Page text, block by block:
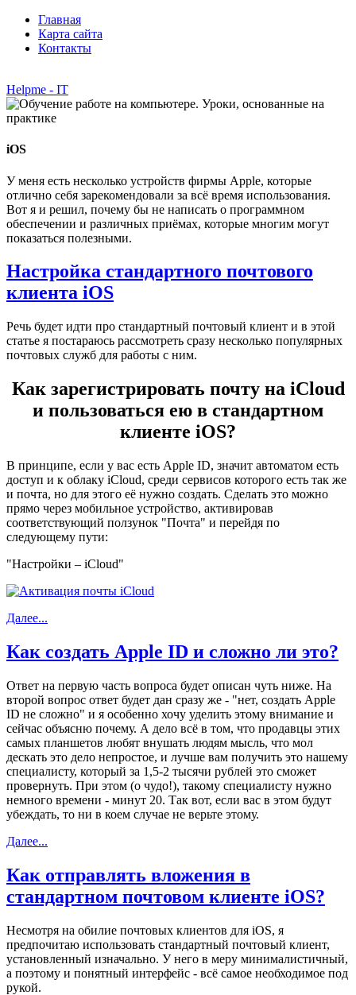
Главная
Карта сайта
Контакты
Helpme - IT
iOS
У меня есть несколько устройств фирмы Apple, которые
отлично себя зарекомендовали за всё время использования.
Вот я и решил, почему бы не написать о программном
обеспечении и различных приёмах, которые многим могут
показаться полезными.
Настройка стандартного почтового
клиента iOS
Речь будет идти про стандартный почтовый клиент и в этой
статье я постараюсь рассмотреть сразу несколько популярных
почтовых служб для работы с ним.
Как зарегистрировать почту на iCloud
и пользоваться ею в стандартном
клиенте iOS?
В принципе, если у вас есть Apple ID, значит автоматом есть
доступ и к облаку iCloud, среди сервисов которого есть так же
и почта, но для этого её нужно создать. Сделать это можно
прямо через мобильное устройство, активировав
соответствующий ползунок "Почта" и перейдя по
следующему пути:
"Настройки – iCloud"
Далее...
Как создать Apple ID и сложно ли это?
Ответ на первую часть вопроса будет описан чуть ниже. На
второй вопрос ответ будет дан сразу же - "нет, создать Аpple
ID не сложно" и я особенно хочу уделить этому внимание и
сейчас объясню почему. А дело всё в том, что продавцы этих
самых планшетов любят внушать людям мысль, что мол
дескать это дело непростое, и лучше вам получить это нашему
специалисту, который за 1,5-2 тысячи рублей это сможет
провернуть. При этом (о чудо!), такому специалисту нужно
немного времени - минут 20. Так вот, если вас в этом будут
убеждать, то ни в коем случае не верьте этому.
Далее...
Как отправлять вложения в
стандартном почтовом клиенте iOS?
Несмотря на обилие почтовых клиентов для iOS, я
предпочитаю использовать стандартный почтовый клиент,
установленный изначально. У него в меру минималистичный,
а поэтому и понятный интерфейс - всё самое необходимое под
рукой.